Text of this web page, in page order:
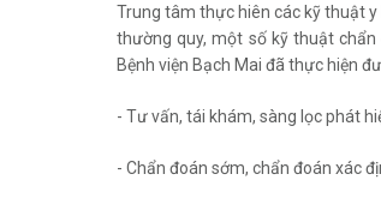
Trung tâm thực hiên các kỹ thuật
thường quy, một số kỹ thuật
Bệnh viện Bạch Mai đã thực hiện
- Tư vấn, tái khám, sàng lọc phát
- Chẩn đoán sớm, chẩn đoán xác